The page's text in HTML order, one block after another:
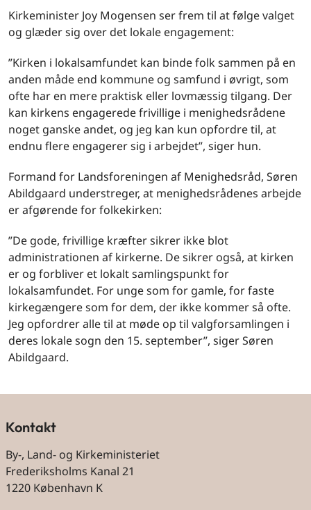
Kirkeminister Joy Mogensen ser frem til at følge valget
og glæder sig over det lokale engagement:
”Kirken i lokalsamfundet kan binde folk sammen på en
anden måde end kommune og samfund i øvrigt, som
ofte har en mere praktisk eller lovmæssig tilgang. Der
kan kirkens engagerede frivillige i menighedsrådene
noget ganske andet, og jeg kan kun opfordre til, at
endnu flere engagerer sig i arbejdet”, siger hun.
Formand for Landsforeningen af Menighedsråd, Søren
Abildgaard understreger, at menighedsrådenes arbejde
er afgørende for folkekirken:
”De gode, frivillige kræfter sikrer ikke blot
administrationen af kirkerne. De sikrer også, at kirken
er og forbliver et lokalt samlingspunkt for
lokalsamfundet. For unge som for gamle, for faste
kirkegængere som for dem, der ikke kommer så ofte.
Jeg opfordrer alle til at møde op til valgforsamlingen i
deres lokale sogn den 15. september”, siger Søren
Abildgaard.
Kontakt
By-, Land- og Kirkeministeriet
Frederiksholms Kanal 21
1220 København K